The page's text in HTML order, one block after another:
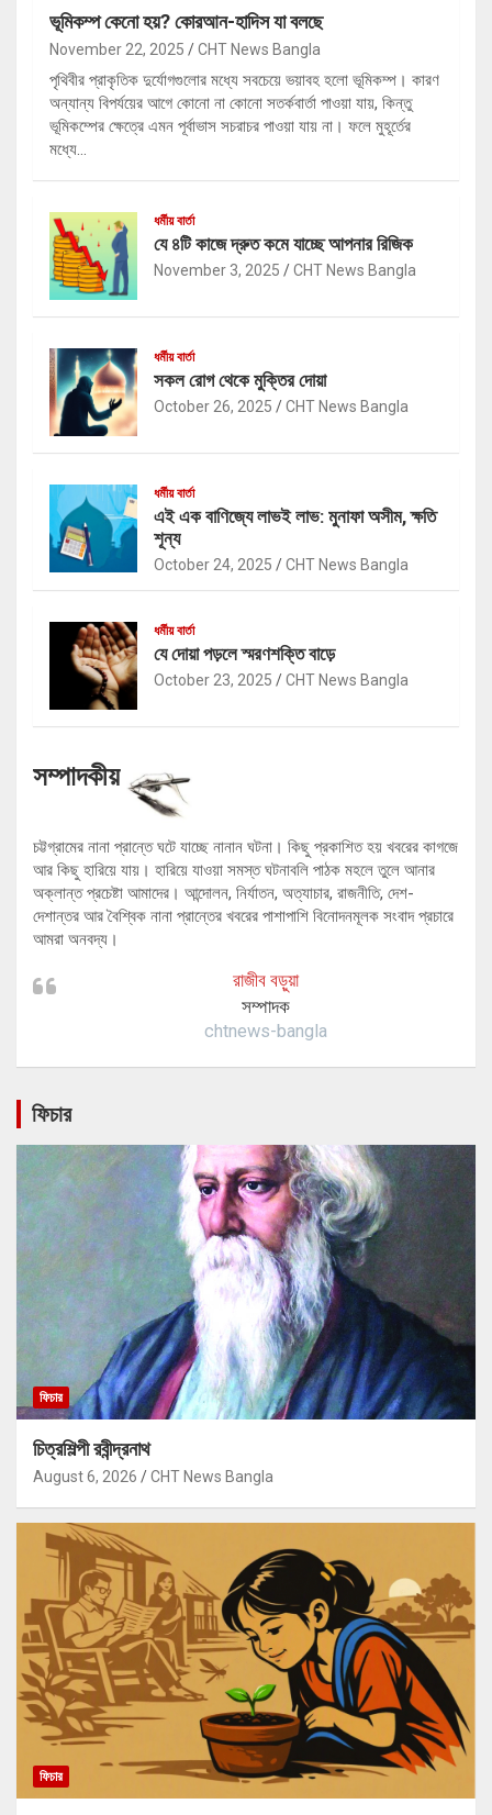
ভূমিকম্প কেনো হয়? কোরআন-হাদিস যা বলছে
November 22, 2025 CHT News Bangla
পৃথিবীর প্রাকৃতিক দুর্যোগগুলোর মধ্যে সবচেয়ে ভয়াবহ হলো ভূমিকম্প। কারণ
অন্যান্য বিপর্যয়ের আগে কোনো না কোনো সতর্কবার্তা পাওয়া যায়, কিন্তু
ভূমিকম্পের ক্ষেত্রে এমন পূর্বাভাস সচরাচর পাওয়া যায় না। ফলে মুহূর্তের
মধ্যে…
ধর্মীয় বার্তা
যে ৪টি কাজে দ্রুত কমে যাচ্ছে আপনার রিজিক
November 3, 2025 CHT News Bangla
ধর্মীয় বার্তা
সকল রোগ থেকে মুক্তির দোয়া
October 26, 2025 CHT News Bangla
ধর্মীয় বার্তা
এই এক বাণিজ্যে লাভই লাভ: মুনাফা অসীম, ক্ষতি
শূন্য
October 24, 2025 CHT News Bangla
ধর্মীয় বার্তা
যে দোয়া পড়লে স্মরণশক্তি বাড়ে
October 23, 2025 CHT News Bangla
সম্পাদকীয়
চট্টগ্রামের নানা প্রান্তে ঘটে যাচ্ছে নানান ঘটনা। কিছু প্রকাশিত হয় খবরের কাগজে
আর কিছু হারিয়ে যায়। হারিয়ে যাওয়া সমস্ত ঘটনাবলি পাঠক মহলে তুলে আনার
অক্লান্ত প্রচেষ্টা আমাদের। আন্দোলন, নির্যাতন, অত্যাচার, রাজনীতি, দেশ-
দেশান্তর আর বৈশ্বিক নানা প্রান্তের খবরের পাশাপাশি বিনোদনমূলক সংবাদ প্রচারে
আমরা অনবদ্য।
রাজীব বড়ুয়া
সম্পাদক
chtnews-bangla
ফিচার
ফিচার
চিত্রশিল্পী রবীন্দ্রনাথ
August 6, 2026 CHT News Bangla
ফিচার